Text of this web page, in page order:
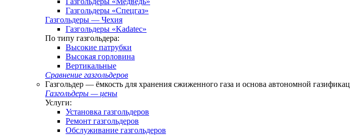
Газгольдеры «Спецгаз»
Газгольдеры — Чехия
Газгольдеры «Kadatec»
По типу газгольдера:
Высокие патрубки
Высокая горловина
Вертикальные
Сравнение газгольдеров
Газгольдер — ёмкость для хранения сжиженного газа и основа автономной
Газгольдеры — цены
Услуги:
Установка газгольдеров
Ремонт газгольдеров
Обслуживание газгольдеров